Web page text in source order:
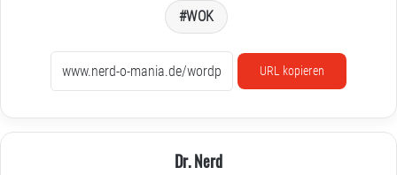
WOK
URL kopieren
Dr. Nerd